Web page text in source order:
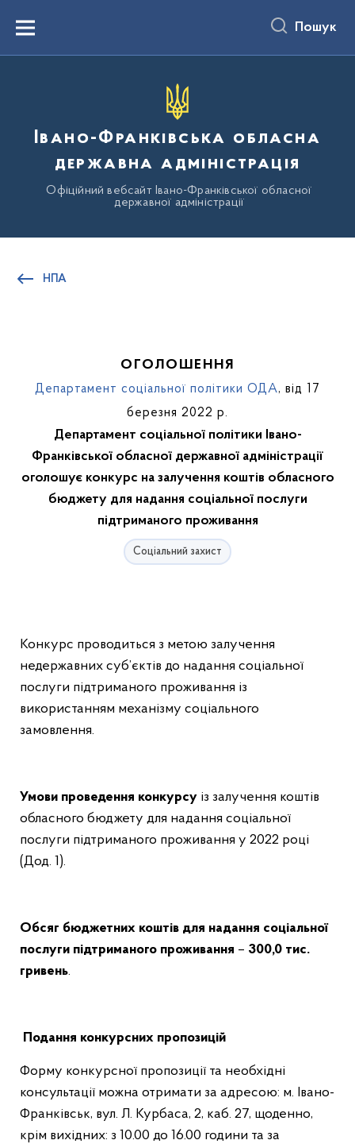
вмістуMenu Пошук
Івано-Франківська обласна
державна адміністрація
Офіційний вебсайт Івано-Франківської обласної
державної адміністрації
НПА
ОГОЛОШЕННЯ
Департамент соціальної політики ОДА, від 17
березня 2022 р.
Департамент соціальної політики Івано-
Франківської обласної державної адміністрації
оголошує конкурс на залучення коштів обласного
бюджету для надання соціальної послуги
підтриманого проживання
Соціальний захист
Конкурс проводиться з метою залучення
недержавних суб’єктів до надання соціальної
послуги підтриманого проживання із
використанням механізму соціального
замовлення.
Умови проведення конкурсу із залучення коштів
обласного бюджету для надання соціальної
послуги підтриманого проживання у 2022 році
(Дод. 1).
Обсяг бюджетних коштів для надання соціальної
послуги підтриманого проживання – 300,0 тис.
гривень.
Подання конкурсних пропозицій
Форму конкурсної пропозиції та необхідні
консультації можна отримати за адресою: м. Івано-
Франківськ, вул. Л. Курбаса, 2, каб. 27, щоденно,
крім вихідних: з 10.00 до 16.00 години та за